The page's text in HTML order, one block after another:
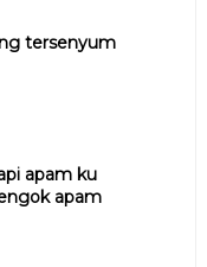
tersenyum
apam ku
apam